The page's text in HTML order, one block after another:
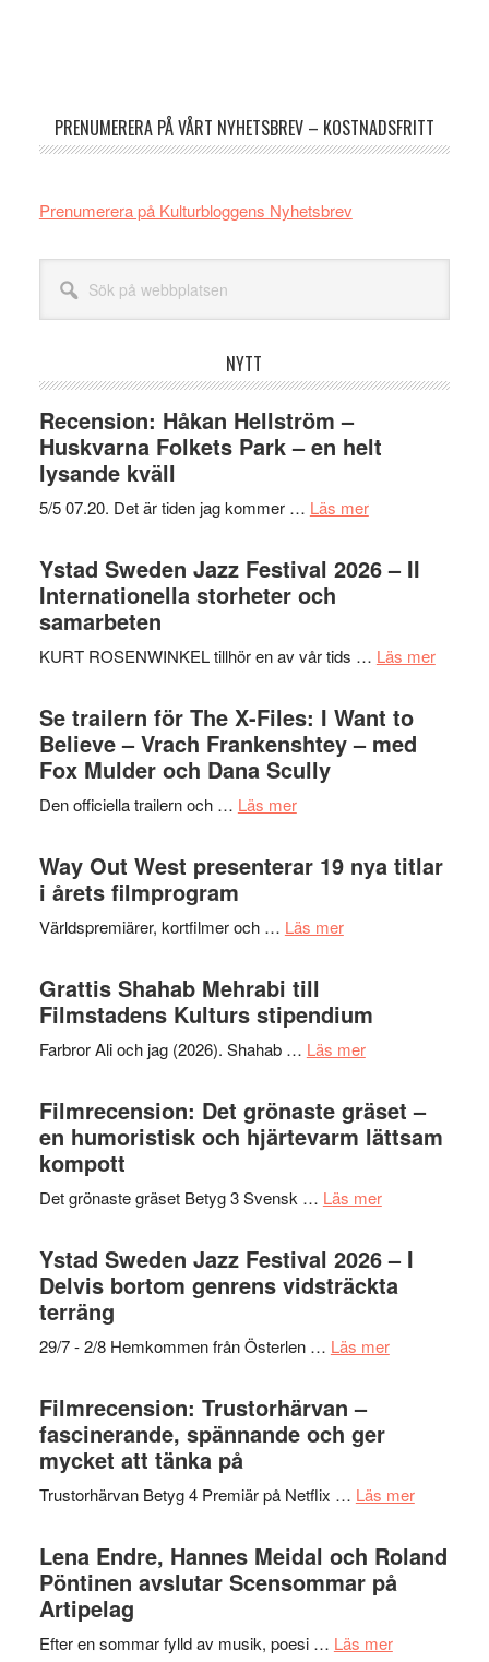
PRENUMERERA PÅ VÅRT NYHETSBREV – KOSTNADSFRITT
Prenumerera på Kulturbloggens Nyhetsbrev
webbplatsen
NYTT
Recension: Håkan Hellström –
Huskvarna Folkets Park – en helt
lysande kväll
5/5 07.20. Det är tiden jag kommer … Läs merom
Håkan
Hellström
Folkets
–
en
Ystad Sweden Jazz Festival 2026 – II
Internationella storheter och
samarbeten
KURT ROSENWINKEL tillhör en av vår tids … Läs merom
Se trailern för The X-Files: I Want to
Believe – Vrach Frankenshtey – med
Fox Mulder och Dana Scully
Den officiella trailern och … Läs merom
trailern
för
X-
I
Want
to
Believe
Vrach
Frankenshtey
med
Mulder
och
Dana
Way Out West presenterar 19 nya titlar
i årets filmprogram
Världspremiärer, kortfilmer och … Läs merom
presenterar
19
titlar
i
Grattis Shahab Mehrabi till
Filmstadens Kulturs stipendium
Farbror Ali och jag (2026). Shahab … Läs merom
Shahab
Mehrabi
till
Kulturs
Filmrecension: Det grönaste gräset –
en humoristisk och hjärtevarm lättsam
kompott
Det grönaste gräset Betyg 3 Svensk … Läs merom
Det
grönaste
gräset
en
hjärtevarm
Ystad Sweden Jazz Festival 2026 – I
Delvis bortom genrens vidsträckta
terräng
29/7 - 2/8 Hemkommen från Österlen … Läs merom
–
Delvis
bortom
Filmrecension: Trustorhärvan –
fascinerande, spännande och ger
mycket att tänka på
Trustorhärvan Betyg 4 Premiär på Netflix … Läs merom
–
Lena Endre, Hannes Meidal och Roland
Pöntinen avslutar Scensommar på
Artipelag
Efter en sommar fylld av musik, poesi … Läs merom